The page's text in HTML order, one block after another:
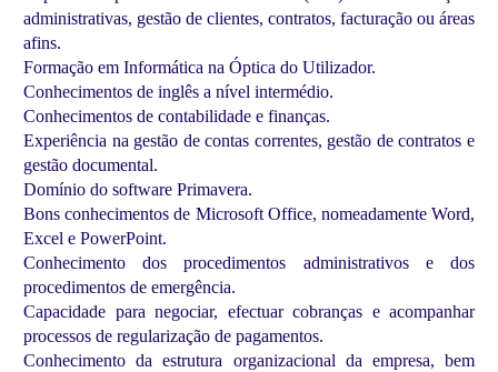
administrativas, gestão de clientes, contratos, facturação ou áreas
afins.
Formação em Informática na Óptica do Utilizador.
Conhecimentos de inglês a nível intermédio.
Conhecimentos de contabilidade e finanças.
Experiência na gestão de contas correntes, gestão de contratos e
gestão documental.
Domínio do software Primavera.
Bons conhecimentos de Microsoft Office, nomeadamente Word,
Excel e PowerPoint.
Conhecimento dos procedimentos administrativos e dos
procedimentos de emergência.
Capacidade para negociar, efectuar cobranças e acompanhar
processos de regularização de pagamentos.
Conhecimento da estrutura organizacional da empresa, bem